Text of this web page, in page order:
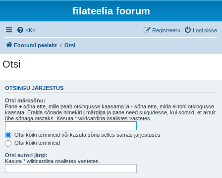
filateelia foorum
KKK Logi sisse
Registreeru
Foorumi pealeht Otsi
Otsi
OTSINGU JÄRJESTUS
Otsi märksõnu:
Pane + sõna ette, mille peab otsingusse kaasama ja - sõna ette, mida ei tohi otsingusse
kaasata. Eralda sõnade nimekiri | märgiga ja pane need sulgudesse, kui soovid, et ainult
ühe sõnaga otsitaks. Kasuta * wildcardina osalistes vastetes.
Otsi kõiki termineid või kasuta sõnu selles samas järjestuses
Otsi kõiki termineid
Otsi autori järgi:
Kasuta * wildcardina osalistes vastetes.